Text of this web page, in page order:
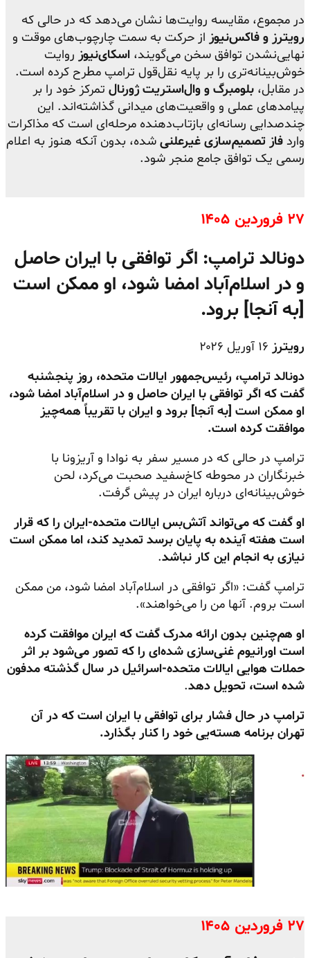
در مجموع، مقایسه روایت‌ها نشان می‌دهد که در حالی که
رویترز و فاکس‌نیوز از حرکت به سمت چارچوب‌های موقت و
نهایی‌نشدن توافق سخن می‌گویند، اسکای‌نیوز روایت
خوش‌بینانه‌تری را بر پایه نقل‌قول ترامپ مطرح کرده است.
در مقابل، بلومبرگ و وال‌استریت ژورنال تمرکز خود را بر
پیامدهای عملی و واقعیت‌های میدانی گذاشته‌اند. این
چندصدایی رسانه‌ای بازتاب‌دهنده مرحله‌ای است که مذاکرات
وارد فاز تصمیم‌سازی غیرعلنی شده، بدون آنکه هنوز به اعلام
رسمی یک توافق جامع منجر شود.
۲۷ فروردین ۱۴۰۵
دونالد ترامپ: اگر توافقی با ایران حاصل
و در اسلام‌آباد امضا شود، او ممکن است
[به آنجا] برود.
رویترز ۱۶ آوریل ۲۰۲۶
دونالد ترامپ، رئیس‌جمهور ایالات متحده، روز پنجشنبه
گفت که اگر توافقی با ایران حاصل و در اسلام‌آباد امضا شود،
او ممکن است [به آنجا] برود و ایران با تقریباً همه‌چیز
موافقت کرده است.
ترامپ در حالی که در مسیر سفر به نوادا و آریزونا با
خبرنگاران در محوطه کاخ‌سفید صحبت می‌کرد، لحن
خوش‌بینانه‌ای درباره ایران در پیش گرفت.
او گفت که می‌تواند آتش‌بس ایالات متحده-ایران را که قرار
است هفته آینده به پایان برسد تمدید کند، اما ممکن است
نیازی به انجام این کار نباشد.
ترامپ گفت: «اگر توافقی در اسلام‌آباد امضا شود، من ممکن
است بروم. آنها من را می‌خواهند».
او هم‌چنین بدون ارائه مدرک گفت که ایران موافقت کرده
است اورانیوم غنی‌سازی شده‌ای را که تصور می‌شود بر اثر
حملات هوایی ایالات متحده-اسرائیل در سال گذشته مدفون
شده است، تحویل دهد.
ترامپ در حال فشار برای توافقی با ایران است که در آن
تهران برنامه هسته‌یی خود را کنار بگذارد.
۲۷ فروردین ۱۴۰۵